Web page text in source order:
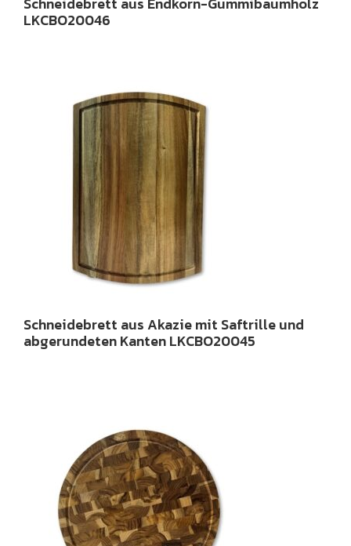
LKCBO20046
Schneidebrett aus Akazie mit Saftrille und
abgerundeten Kanten LKCBO20045